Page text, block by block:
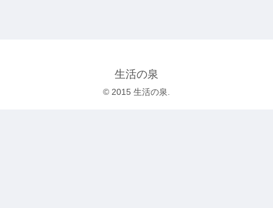
生活の泉
© 2015 生活の泉.